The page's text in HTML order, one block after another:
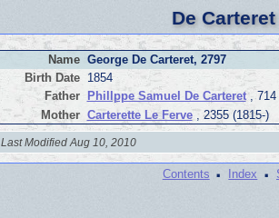
De
Name George De Carteret, 2797
Birth Date
1854
Father
Phillppe Samuel De Carteret, 714
Mother Carterette Le Ferve, 2355 (1815-)
Last Modified Aug 10, 2010
Contents · Index ·